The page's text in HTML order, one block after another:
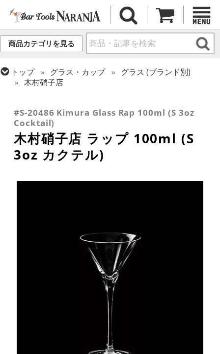
商品カテゴリを見る
トップ グラス・カップ
グラス (ブランド別)
木村硝子店
カクテルグラス (全サイズ)
#S-20486 Kimura Glass Rap 100ml (S 3oz
Cocktail)
木村硝子店 ラップ 100ml (S
3oz カクテル)